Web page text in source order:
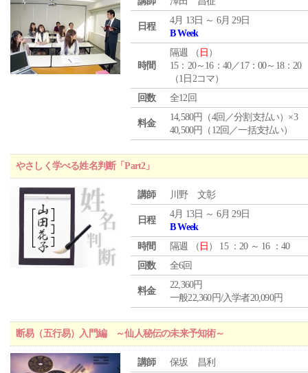
日程
4月 13日 ～ 6月 29日
B Week
時間
隔週 （ 日 ）
15：20～16：40／17：00～18：20
（1日2コマ）
回数
全12回
料金
14,580円（4回／分割支払い）×3
40,500円（12回／一括支払い）
やさしく学べる姓名判断「Part2」
講師 川野 文彰
日程
4月 13日 ～ 6月 29日
B Week
時間
隔週 （ 日 ） 15 ：20 ～ 16 ：40
回数
全6回
料金
22,360円
一般22,360円/入学者20,090円
断易（五行易）入門編 ～仙人秘伝の未来予知術～
講師 保坂 昌利